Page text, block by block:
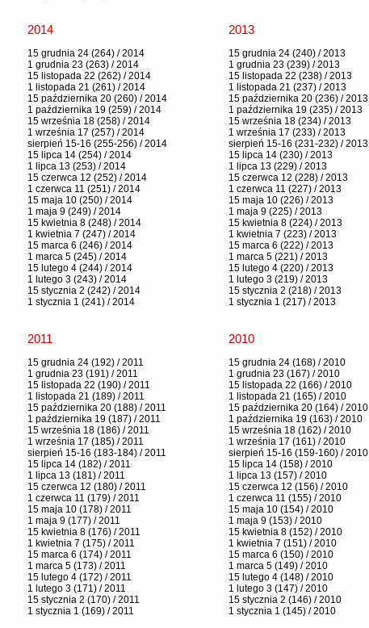
2014
15 grudnia 24 (264) / 2014
1 grudnia 23 (263) / 2014
15 listopada 22 (262) / 2014
1 listopada 21 (261) / 2014
15 października 20 (260) / 2014
1 października 19 (259) / 2014
15 września 18 (258) / 2014
1 września 17 (257) / 2014
sierpień 15-16 (255-256) / 2014
15 lipca 14 (254) / 2014
1 lipca 13 (253) / 2014
15 czerwca 12 (252) / 2014
1 czerwca 11 (251) / 2014
15 maja 10 (250) / 2014
1 maja 9 (249) / 2014
15 kwietnia 8 (248) / 2014
1 kwietnia 7 (247) / 2014
15 marca 6 (246) / 2014
1 marca 5 (245) / 2014
15 lutego 4 (244) / 2014
1 lutego 3 (243) / 2014
15 stycznia 2 (242) / 2014
1 stycznia 1 (241) / 2014
2013
15 grudnia 24 (240) / 2013
1 grudnia 23 (239) / 2013
15 listopada 22 (238) / 2013
1 listopada 21 (237) / 2013
15 października 20 (236) / 2013
1 października 19 (235) / 2013
15 września 18 (234) / 2013
1 września 17 (233) / 2013
sierpień 15-16 (231-232) / 2013
15 lipca 14 (230) / 2013
1 lipca 13 (229) / 2013
15 czerwca 12 (228) / 2013
1 czerwca 11 (227) / 2013
15 maja 10 (226) / 2013
1 maja 9 (225) / 2013
15 kwietnia 8 (224) / 2013
1 kwietnia 7 (223) / 2013
15 marca 6 (222) / 2013
1 marca 5 (221) / 2013
15 lutego 4 (220) / 2013
1 lutego 3 (219) / 2013
15 stycznia 2 (218) / 2013
1 stycznia 1 (217) / 2013
2011
15 grudnia 24 (192) / 2011
1 grudnia 23 (191) / 2011
15 listopada 22 (190) / 2011
1 listopada 21 (189) / 2011
15 października 20 (188) / 2011
1 października 19 (187) / 2011
15 września 18 (186) / 2011
1 września 17 (185) / 2011
sierpień 15-16 (183-184) / 2011
15 lipca 14 (182) / 2011
1 lipca 13 (181) / 2011
15 czerwca 12 (180) / 2011
1 czerwca 11 (179) / 2011
15 maja 10 (178) / 2011
1 maja 9 (177) / 2011
15 kwietnia 8 (176) / 2011
1 kwietnia 7 (175) / 2011
15 marca 6 (174) / 2011
1 marca 5 (173) / 2011
15 lutego 4 (172) / 2011
1 lutego 3 (171) / 2011
15 stycznia 2 (170) / 2011
1 stycznia 1 (169) / 2011
2010
15 grudnia 24 (168) / 2010
1 grudnia 23 (167) / 2010
15 listopada 22 (166) / 2010
1 listopada 21 (165) / 2010
15 października 20 (164) / 2010
1 października 19 (163) / 2010
15 września 18 (162) / 2010
1 września 17 (161) / 2010
sierpień 15-16 (159-160) / 2010
15 lipca 14 (158) / 2010
1 lipca 13 (157) / 2010
15 czerwca 12 (156) / 2010
1 czerwca 11 (155) / 2010
15 maja 10 (154) / 2010
1 maja 9 (153) / 2010
15 kwietnia 8 (152) / 2010
1 kwietnia 7 (151) / 2010
15 marca 6 (150) / 2010
1 marca 5 (149) / 2010
15 lutego 4 (148) / 2010
1 lutego 3 (147) / 2010
15 stycznia 2 (146) / 2010
1 stycznia 1 (145) / 2010